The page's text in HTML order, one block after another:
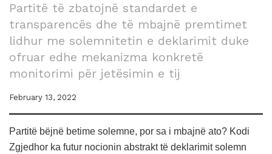
Partitë të zbatojnë standardet e
transparencës dhe të mbajnë premtimet
lidhur me solemnitetin e deklarimit duke
ofruar edhe mekanizma konkretë
monitorimi për jetësimin e tij
February 13, 2022
Partitë bëjnë betime solemne, por sa i mbajnë ato? Kodi
Zgjedhor ka futur nocionin abstrakt të deklarimit solemn